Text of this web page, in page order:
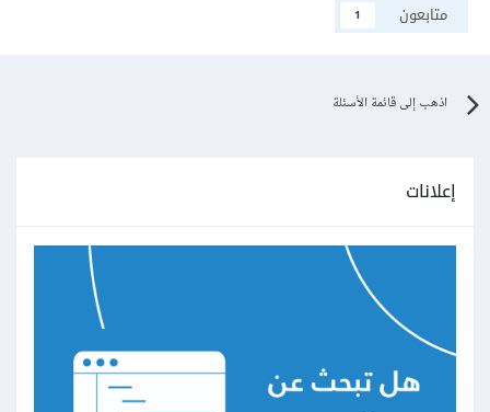
متابعون
1
اذهب إلى قائمة الأسئلة
إعلانات